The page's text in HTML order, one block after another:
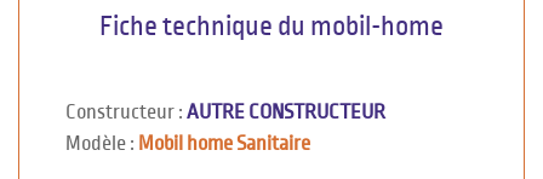
Fiche technique du mobil-home
Constructeur : AUTRE CONSTRUCTEUR
Modèle : Mobil home Sanitaire